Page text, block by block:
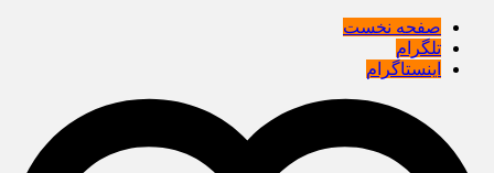
صفحه نخست
تلگرام
اینستاگرام